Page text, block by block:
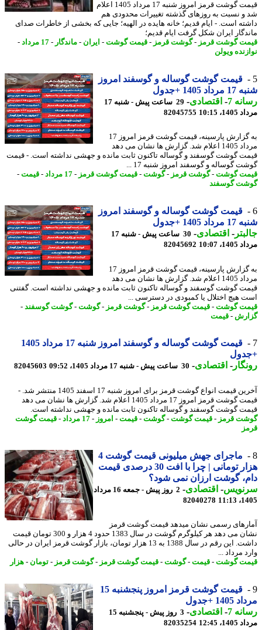
قیمت گوشت قرمز امروز شنبه 17 مرداد 1405 اعلام
نسبت به روزهای گذشته تغییرات محدودی هم
است. - ایام قدیم؛ خانه هایده در الهیه؛ جایی که بخشی از خاطرات صدای
ایران شکل گرفت ایام قدیم؛
گوشت قرمز- گوشت قرمز- قیمت گوشت-ایران - ماندگار-17 مرداد
-
ویولن
قیمت گوشت گوساله و گوسفند امروز
1405 +جدول
7
-اقتصادی-
29 ساعت پیش - شنبه 17
10:15
82045755
به گزارش پارسینه، قیمت گوشت قرمز امروز 17
مرداد 1405 اعلام شد. گزارش ها نشان می دهد
گوشت گوسفند و گوساله تاکنون ثابت مانده و جهشی نداشته است. - قیمت
گوساله و گوسفند امروز شنبه 17 ...
گوشت-گوشت قرمز- گوشت-قیمت گوشت قرمز- 17 مرداد -قیمت-
گوسفند
قیمت گوشت گوساله و گوسفند امروز
1405 +جدول
-اقتصادی-
30 ساعت پیش - شنبه 17
10:07
82045692
به گزارش پارسینه، قیمت گوشت قرمز امروز 17
مرداد 1405 اعلام شد. گزارش ها نشان می دهد
گوشت گوسفند و گوساله تاکنون ثابت مانده و جهشی نداشته است. گفتنی
هیچ اختلال یا کمبودی در دسترسی ...
گوشت-قیمت گوشت قرمز- گوشت قرمز- گوشت-گوشت گوسفند-
-قیمت
قیمت گوشت گوساله و گوسفند امروز شنبه 17 مرداد 1405
-اقتصادی-30 ساعت پیش - شنبه 17 مرداد 1405، 09:52 82045603
آخرین قیمت انواع گوشت قرمز برای امروز شنبه 17 اسفند 1405 منتشر شد. -
قیمت گوشت قرمز امروز 17 مرداد 1405 اعلام شد. گزارش ها نشان می دهد
گوشت گوسفند و گوساله تاکنون ثابت مانده و جهشی نداشته است.
قرمز- قیمت گوشت-گوشت-قیمت-امروز- 17 مرداد -قیمت گوشت
ماجرای جهش میلیونی قیمت گوشت 4
هزار تومانی | چرا با افت 30 درصدی قیمت
گوشت ارزان نمی شود؟
-اقتصادی-
2 روز پیش - جمعه 16 مرداد
82040278
رسمی نشان میدهد قیمت گوشت قرمز
نشان می دهد هر کیلوگرم گوشت در سال 1383 حدود 4 هزار و 300 تومان قیمت
داشت. این رقم در سال 1388 به 13 هزار تومان، بازار گوشت قرمز ایران در حالی
مرداد ...
گوشت-قیمت-گوشت-قیمت گوشت قرمز- گوشت قرمز- تومان-هزار
قیمت گوشت قرمز امروز پنجشنبه 15
+جدول
7
-اقتصادی-
3 روز پیش - پنجشنبه 15
12:45
82035254